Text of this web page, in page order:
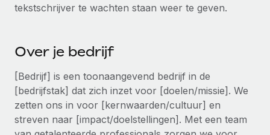
Integraties
Vraag een expert
Krijg hulp van global HR- en juridische experts
Achtergrondonderzoek
Strategische technologiepartners
Een partner worden
Remote Build Binnenkort beschikbaar
Integraties en advies over AI-automatiseringen
Webinars
Inzicht in salaris en talent
Inzichtencentrum
中文（简体）
tekstschrijver te wachten staan weer te geven.
Over je bedrijf
[Bedrijf] is een toonaangevend bedrijf in de
[bedrijfstak] dat zich inzet voor [doelen/missie]. We
zetten ons in voor [kernwaarden/cultuur] en
streven naar [impact/doelstellingen]. Met een team